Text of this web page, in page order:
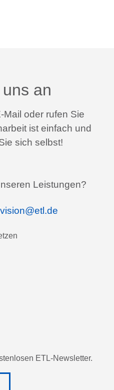
an
oder rufen Sie
ist einfach und
sich selbst!
Leistungen?
ETL-Newsletter.